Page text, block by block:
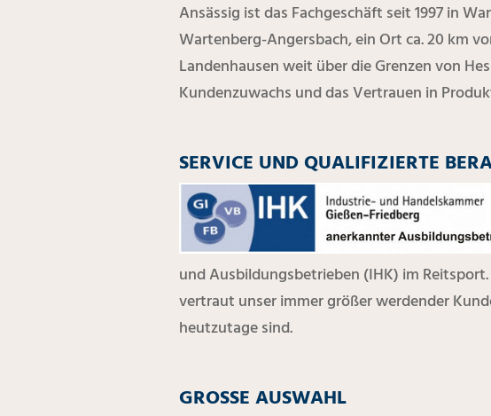
Ansässig ist das Fachgeschäft seit 1997 in
Wartenberg-Angersbach, ein Ort ca. 20 km
Landenhausen weit über die Grenzen von
Kundenzuwachs und das Vertrauen in
SERVICE UND QUALIFIZIERTE
und Ausbildungsbetrieben (IHK) im
vertraut unser immer größer werdender
heutzutage sind.
GROSSE AUSWAHL